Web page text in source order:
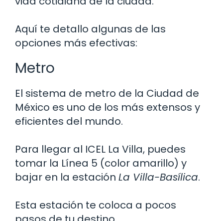
Aquí te detallo algunas de las
opciones más efectivas:
Metro
El sistema de metro de la Ciudad de
México es uno de los más extensos y
eficientes del mundo.
Para llegar al ICEL La Villa, puedes
tomar la Línea 5 (color amarillo) y
bajar en la estación La Villa-Basílica.
Esta estación te coloca a pocos